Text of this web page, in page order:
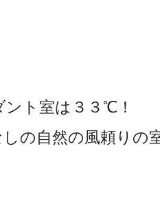
ト室は３３℃！
の自然の風頼りの